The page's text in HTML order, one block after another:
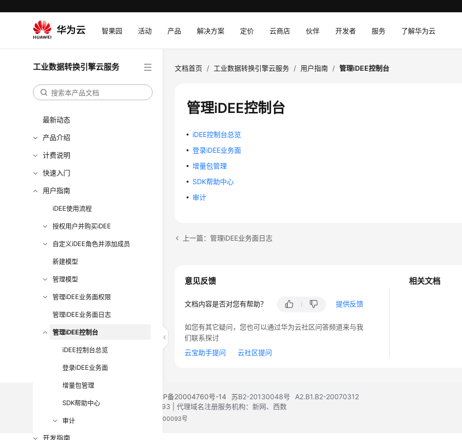
智果园 活动 产品 解决方案 定价 云商店 伙伴 开发者 服务 了解华为云
工业数据转换引擎云服务
最新动态
产品介绍
计费说明
快速入门
用户指南
iDEE使用流程
授权用户并购买iDEE
自定义iDEE角色并添加成员
新建模型
管理模型
管理iDEE业务面权限
管理iDEE业务面日志
管理iDEE控制台
iDEE控制台总览
登录iDEE业务面
增量包管理
SDK帮助中心
审计
开发指南
文档首页 / 工业数据转换引擎云服务 / 用户指南 / 管理iDEE控制台
管理iDEE控制台
iDEE控制台总览
登录iDEE业务面
增量包管理
SDK帮助中心
审计
上一篇：管理iDEE业务面日志
相关文档
意见反馈
文档内容是否对您有帮助？ 提供反馈
如您有其它疑问，您也可以通过华为云社区问答频道来与我
们联系探讨
云宝助手提问
云社区提问
黔ICP备20004760号-14 苏B2-20130048号
A2.B1.B2-20070312
增值电信业务经营许可证：B1.B2-20200593 | 代理域名注册服务机构：新网、西数
电子营业执照 贵公网安备 52990002000093号